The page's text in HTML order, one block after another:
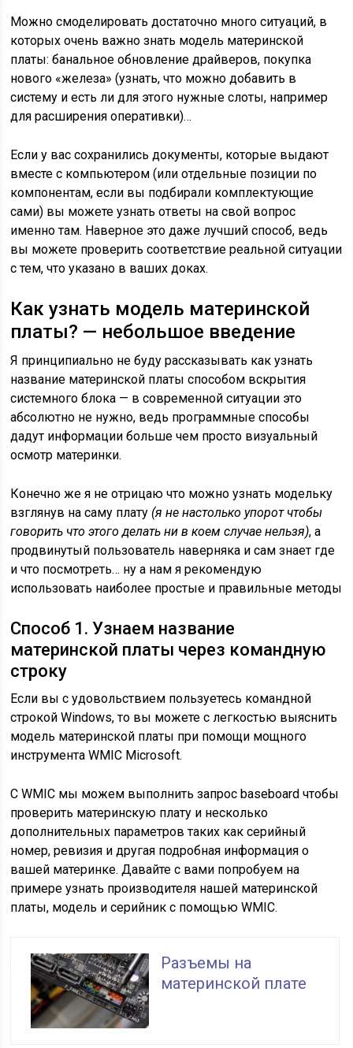
Можно смоделировать достаточно много ситуаций, в
которых очень важно знать модель материнской
платы: банальное обновление драйверов, покупка
нового «железа» (узнать, что можно добавить в
систему и есть ли для этого нужные слоты, например
для расширения оперативки)…
Если у вас сохранились документы, которые выдают
вместе с компьютером (или отдельные позиции по
компонентам, если вы подбирали комплектующие
сами) вы можете узнать ответы на свой вопрос
именно там. Наверное это даже лучший способ, ведь
вы можете проверить соответствие реальной ситуации
с тем, что указано в ваших доках.
Как узнать модель материнской
платы? — небольшое введение
Я принципиально не буду рассказывать как узнать
название материнской платы способом вскрытия
системного блока — в современной ситуации это
абсолютно не нужно, ведь программные способы
дадут информации больше чем просто визуальный
осмотр материнки.
Конечно же я не отрицаю что можно узнать модельку
взглянув на саму плату (я не настолько упорот чтобы
говорить что этого делать ни в коем случае нельзя), а
продвинутый пользователь наверняка и сам знает где
и что посмотреть… ну а нам я рекомендую
использовать наиболее простые и правильные методы
Способ 1. Узнаем название
материнской платы через командную
строку
Если вы с удовольствием пользуетесь командной
строкой Windows, то вы можете с легкостью выяснить
модель материнской платы при помощи мощного
инструмента WMIC Microsoft.
С WMIC мы можем выполнить запрос baseboard чтобы
проверить материнскую плату и несколько
дополнительных параметров таких как серийный
номер, ревизия и другая подробная информация о
вашей материнке. Давайте с вами попробуем на
примере узнать производителя нашей материнской
платы, модель и серийник с помощью WMIC.
Разъемы на
материнской плате